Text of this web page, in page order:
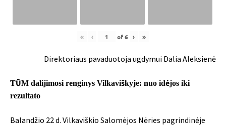
« ‹ of6 › »
Direktoriaus pavaduotoja ugdymui Dalia Aleksienė
TŪM dalijimosi renginys Vilkaviškyje: nuo idėjos iki
rezultato
Balandžio 22 d. Vilkaviškio Salomėjos Nėries pagrindinėje